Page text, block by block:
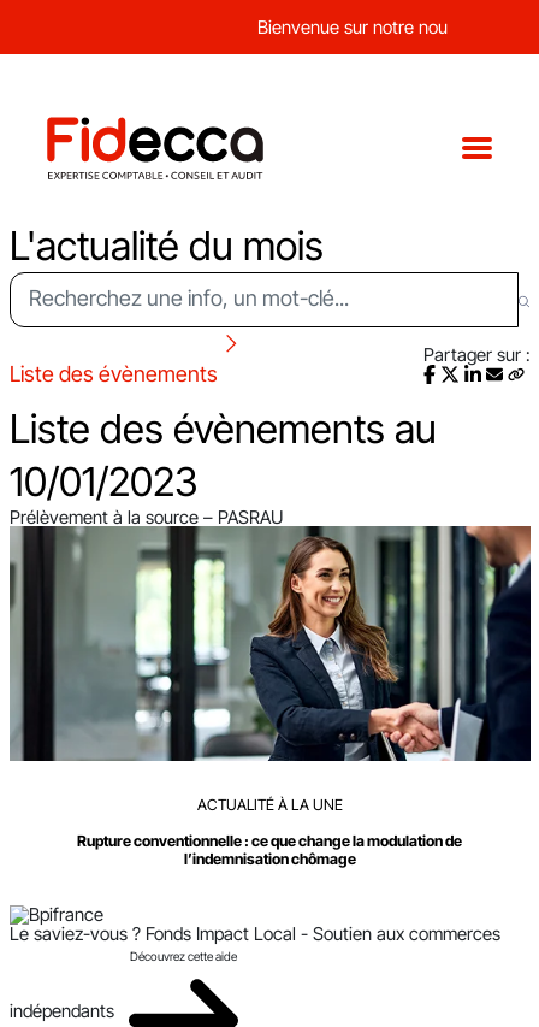
Bienvenue sur notre nouveau site
L'actualité du mois
Liste des évènements
Partager sur :
Liste des évènements au
10/01/2023
Prélèvement à la source – PASRAU
ACTUALITÉ À LA UNE
Rupture conventionnelle : ce que change la modulation de
l’indemnisation chômage
Le saviez-vous ? Fonds Impact Local - Soutien aux commerces
indépendants
Découvrez cette aide